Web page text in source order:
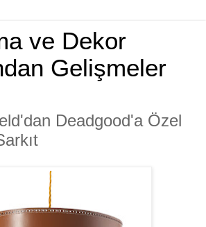
ve Dekor
Gelişmeler
Deadgood'a Özel